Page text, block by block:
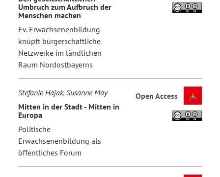
Umbruch zum Aufbruch der
Menschen machen
Ev. Erwachsenenbildung
knüpft bürgerschaftliche
Netzwerke im ländlichen
Raum Nordostbayerns
Stefanie Hajak, Susanne May
Mitten in der Stadt - Mitten in
Europa
Politische
Erwachsenenbildung als
öffentliches Forum
Open Access